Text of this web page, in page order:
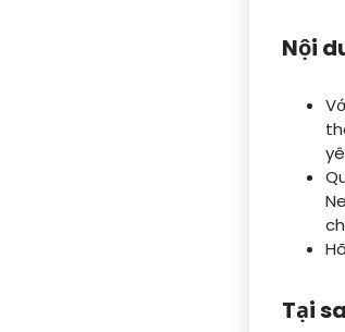
Nội
Tại